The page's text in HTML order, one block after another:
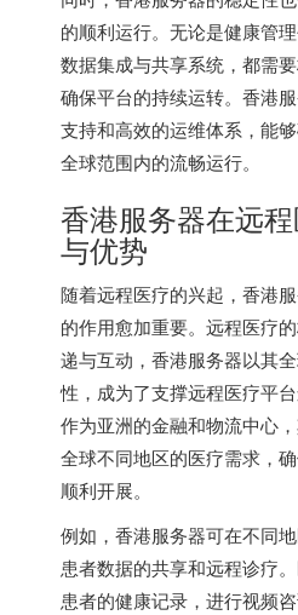
的顺利运行。无论是健康管
数据集成与共享系统，都需
确保平台的持续运转。 香港
支持和高效的运维体系，能
全球范围内的流畅运行。
香港服务器在远
与优势
随着远程医疗的兴起，香港
的作用愈加重要。远程医疗
递与互动，香港服务器以其
性，成为了支撑远程医疗平
作为亚洲的金融和物流中心
全球不同地区的医疗需求，
顺利开展。
例如，香港服务器可在不同
患者数据的共享和远程诊疗
患者的健康记录，进行视频